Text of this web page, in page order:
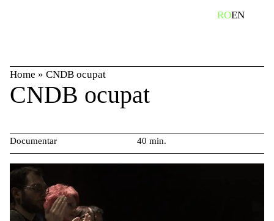
ROEN
Home » CNDB ocupat
CNDB ocupat
Documentar 40 min.